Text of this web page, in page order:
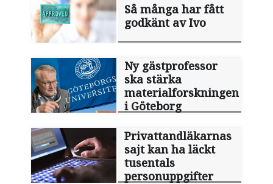
Så många har fått
godkänt av Ivo
Ny gästprofessor
ska stärka
materialforskningen
i Göteborg
Privattandläkarnas
sajt kan ha läckt
tusentals
personuppgifter